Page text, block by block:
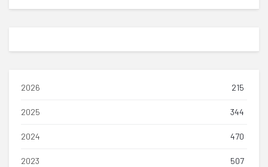
2026 215
2025 344
2024 470
2023 507